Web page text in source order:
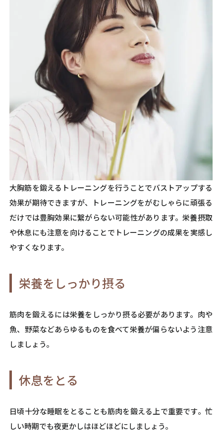
大胸筋を鍛えるトレーニングを行うことでバストアップする
効果が期待できますが、トレーニングをがむしゃらに頑張る
だけでは豊胸効果に繋がらない可能性があります。栄養摂取
や休息にも注意を向けることでトレーニングの成果を実感し
やすくなります。
栄養をしっかり摂る
筋肉を鍛えるには栄養をしっかり摂る必要があります。肉や
魚、野菜などあらゆるものを食べて栄養が偏らないよう注意
しましょう。
休息をとる
日頃十分な睡眠をとることも筋肉を鍛える上で重要です。忙
しい時期でも夜更かしはほどほどにしましょう。